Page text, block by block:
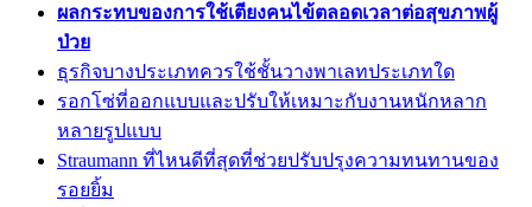
ผลกระทบของการใช้เตียงคนไข้ตลอดเวลาต่อสุขภาพผู้
ป่วย
ธุรกิจบางประเภทควรใช้ชั้นวางพาเลทประเภทใด
รอกโซ่ที่ออกแบบและปรับให้เหมาะกับงานหนักหลาก
หลายรูปแบบ
Straumann ที่ไหนดีที่สุดที่ช่วยปรับปรุงความทนทานของ
รอยยิ้ม